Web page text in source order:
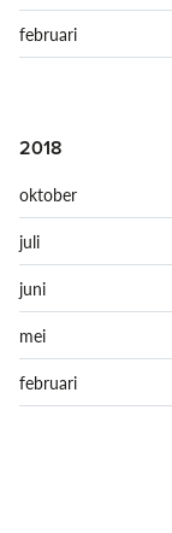
februari
2018
oktober
juli
juni
mei
februari